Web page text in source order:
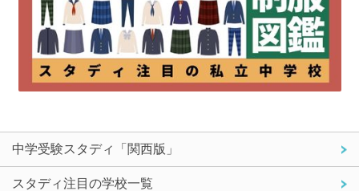
中学受験スタディ「関西版」
スタディ注目の学校一覧